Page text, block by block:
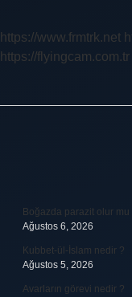
https://www.frmtrk.net
https://flyingcam.com.tr
Boğazda parazit olur mu
Ağustos 6, 2026
Kubbet-ül-İslam nedir ?
Ağustos 5, 2026
Avarların görevi nedir ?